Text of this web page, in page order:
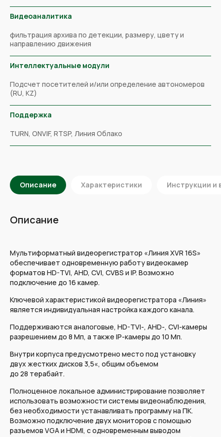
Видеоаналитика
фильтрация архива по детекции, размеру, цвету и
направлению движения
Интеллектуальные модули
Подсчет посетителей и/или определение автономеров
(RU, KZ)
Поддержка
TURN, ONVIF, RTSP, Линия Облако
Описание Характеристики Инструкции и
Описание
Мультиформатный видеорегистратор «Линия XVR 16S»
обеспечивает одновременную работу видеокамер
форматов HD-TVI, AHD, CVI, CVBS и IP. Возможно
подключение до 16 камер.
Ключевой характеристикой видеорегистратора «Линия»
является индивидуальная настройка каждого канала.
Поддерживаются аналоговые, HD-TVI-, AHD-, CVI-камеры
разрешением до 8 Мп, а также IP-камеры до 10 Мп.
Внутри корпуса предусмотрено место под установку
двух жестких дисков 3,5«, общим объемом
до 28 терабайт.
Полноценное локальное администрирование позволяет
использовать возможности системы видеонаблюдения,
без необходимости устанавливать программу на ПК.
Возможно подключение двух мониторов с помощью
разъемов VGA и HDMI, с одновременным выводом